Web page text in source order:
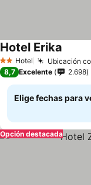
2 Estrellas
Hotel Ubicación
Hotel Erika
8,7 Excelente 2.698
Elige fechas para
Opción destacada